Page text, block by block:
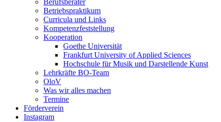
Berufsberater
Betriebspraktikum
Curricula und Links
Kompetenzfeststellung
Kooperation
Goethe Universität
Frankfurt University of Applied Sciences
Hochschule für Musik und Darstellende Kunst
Lehrkräfte BO-Team
OloV
Was wir alles machen
Termine
Förderverein
Instagram